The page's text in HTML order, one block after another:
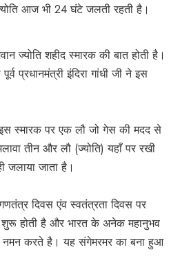
आज भी 24 घंटे जलती रहती है।
ज्योति शहीद स्मारक की बात होती है।
प्रधानमंत्री इंदिरा गांधी जी ने इस
पर एक लौ जो गेस की मदद से
तीन और लौ (ज्योति) यहाँ पर रखी
जलाया जाता है।
दिवस एंव स्वतंत्रता दिवस पर
शुरू होती है और भारत के अनेक महानुभव
नमन करते है। यह संगेमरमर का बना हुआ